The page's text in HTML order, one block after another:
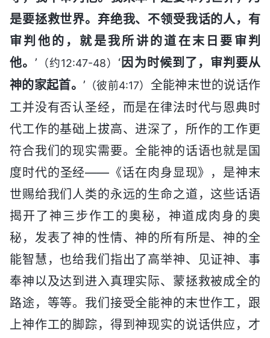
是要拯救世界。弃绝我、不领受我话的人，有
审判他的，就是我所讲的道在末日要审判
他。’ （约12:47-48） ‘因为时候到了，审判要从
神的家起首。 ’ （彼前4:17） 全能神末世的说话作
工并没有否认圣经，而是在律法时代与恩典时
代工作的基础上拔高、进深了，所作的工作更
符合我们的现实需要。全能神的话语也就是国
度时代的圣经——《话在肉身显现》，是神末
世赐给我们人类的永远的生命之道，这些话语
揭开了神三步作工的奥秘，神道成肉身的奥
秘，发表了神的性情、神的所有所是、神的全
能智慧，也给我们指出了高举神、见证神、事
奉神以及达到进入真理实际、蒙拯救被成全的
路途，等等。我们接受全能神的末世作工，跟
上神作工的脚踪，得到神现实的说话供应，才